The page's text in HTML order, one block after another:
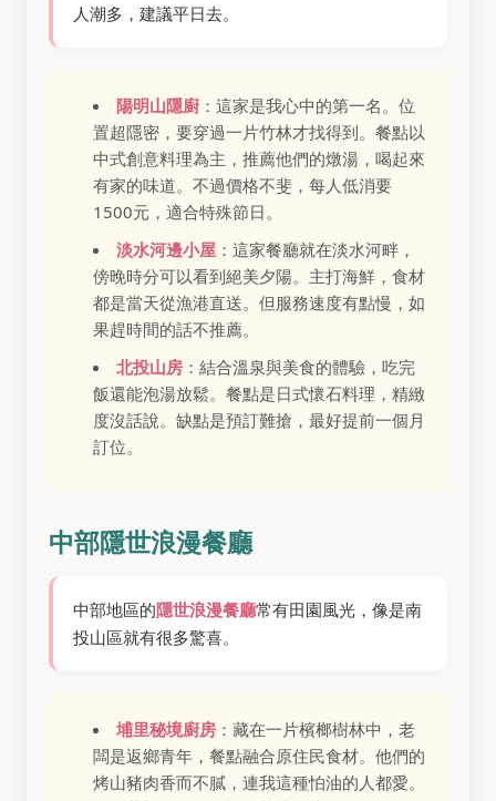
人潮多，建議平日去。
陽明山隱廚 ：這家是我心中的第一名。位
置超隱密，要穿過一片竹林才找得到。餐點以
中式創意料理為主，推薦他們的燉湯，喝起來
有家的味道。不過價格不斐，每人低消要
1500元，適合特殊節日。
淡水河邊小屋 ：這家餐廳就在淡水河畔，
傍晚時分可以看到絕美夕陽。主打海鮮，食材
都是當天從漁港直送。但服務速度有點慢，如
果趕時間的話不推薦。
北投山房 ：結合溫泉與美食的體驗，吃完
飯還能泡湯放鬆。餐點是日式懷石料理，精緻
度沒話說。缺點是預訂難搶，最好提前一個月
訂位。
中部隱世浪漫餐廳
中部地區的隱世浪漫餐廳常有田園風光，像是南
投山區就有很多驚喜。
埔里秘境廚房 ：藏在一片檳榔樹林中，老
闆是返鄉青年，餐點融合原住民食材。他們的
烤山豬肉香而不膩，連我這種怕油的人都愛。